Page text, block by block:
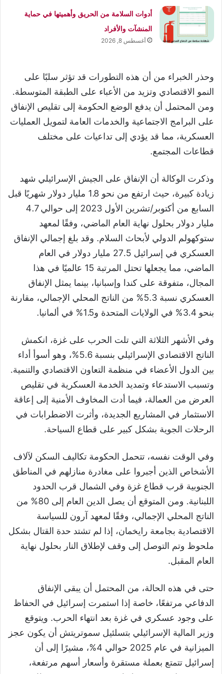
أدوات السلامة من الحريق وأهميتها في حماية
المنشآت والأفراد
أغسطس 8, 2026
وحذر الخبراء من أن هذه التطورات قد تؤثر سلبًا على
النمو الاقتصادي وتزيد من الأعباء على الطبقة المتوسطة.
ومن المحتمل أن يدفع الوضع الحكومة إلى تقليص الإنفاق
على البرامج الاجتماعية والخدمات العامة لتمويل العمليات
العسكرية، مما قد يؤدي إلى تداعيات على مختلف
قطاعات المجتمع.
وذكرت الوكالة أن الإنفاق على الجيش الإسرائيلي شهد
زيادة كبيرة، حيث ارتفع من نحو 1.8 مليار دولار شهريًا قبل
السابع من أكتوبر/تشرين الأول 2023 إلى حوالي 4.7
مليار دولار بحلول نهاية العام الماضي، وفقًا لمعهد
ستوكهولم الدولي لأبحاث السلام. وقد بلغ إجمالي الإنفاق
العسكري في إسرائيل 27.5 مليار دولار في العام
الماضي، مما يجعلها تحتل المرتبة 15 عالميًا في هذا
المجال، متفوقة على كندا وإسبانيا، بينما يمثل الإنفاق
العسكري نسبة 5.3% من الناتج المحلي الإجمالي، مقارنة
بنحو 3.4% في الولايات المتحدة و1.5% في ألمانيا.
وفي الأشهر الثلاثة التي تلت الحرب على غزة، انكمش
الناتج الاقتصادي الإسرائيلي بنسبة 5.6%، وهو أسوأ أداء
بين الدول الأعضاء في منظمة التعاون الاقتصادي والتنمية.
وتسبب الاستدعاء وتمديد الخدمة العسكرية في تقليص
العرض من العمالة، فيما أدت المخاوف الأمنية إلى إعاقة
الاستثمار في المشاريع الجديدة، وأثرت الاضطرابات في
الرحلات الجوية بشكل كبير على قطاع السياحة.
وفي الوقت نفسه، تتحمل الحكومة تكاليف السكن لآلاف
الأشخاص الذين أجبروا على مغادرة منازلهم في المناطق
الجنوبية قرب قطاع غزة وفي الشمال قرب الحدود
اللبنانية. ومن المتوقع أن يصل الدين العام إلى 80% من
الناتج المحلي الإجمالي، وفقًا لمعهد آرون للسياسة
الاقتصادية بجامعة رايخمان، إذا لم تشتد حدة القتال بشكل
ملحوظ وتم التوصل إلى وقف لإطلاق النار بحلول نهاية
العام المقبل.
حتى في هذه الحالة، من المحتمل أن يبقى الإنفاق
الدفاعي مرتفعًا، خاصة إذا استمرت إسرائيل في الحفاظ
على وجود عسكري في غزة بعد انتهاء الحرب. ويتوقع
وزير المالية الإسرائيلي بتسلئيل سموتريتش أن يكون عجز
الميزانية في عام 2025 حوالي 4%، مشيرًا إلى أن
إسرائيل تتمتع بعملة مستقرة وأسعار أسهم مرتفعة،